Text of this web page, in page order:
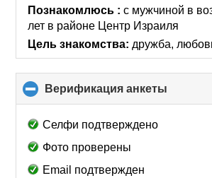
collapse
contents
Познакомлюсь :с мужчиной в
лет в районе Центр Израиля
Цель знакомства: дружба,
Верификация анкеты
to
Селфи подтверждено
Фото проверены
Email подтвержден